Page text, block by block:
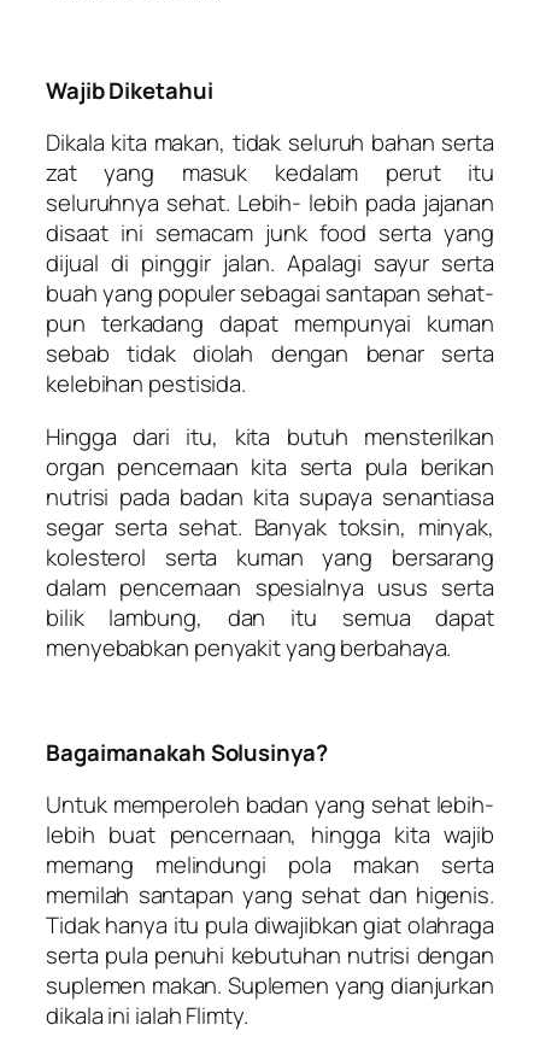
Wajib Diketahui
Dikala kita makan, tidak seluruh bahan serta
zat yang masuk kedalam perut itu
seluruhnya sehat. Lebih- lebih pada jajanan
disaat ini semacam junk food serta yang
dijual di pinggir jalan. Apalagi sayur serta
buah yang populer sebagai santapan sehat-
pun terkadang dapat mempunyai kuman
sebab tidak diolah dengan benar serta
kelebihan pestisida.
Hingga dari itu, kita butuh mensterilkan
organ pencernaan kita serta pula berikan
nutrisi pada badan kita supaya senantiasa
segar serta sehat. Banyak toksin, minyak,
kolesterol serta kuman yang bersarang
dalam pencernaan spesialnya usus serta
bilik lambung, dan itu semua dapat
menyebabkan penyakit yang berbahaya.
Bagaimanakah Solusinya?
Untuk memperoleh badan yang sehat lebih-
lebih buat pencernaan, hingga kita wajib
memang melindungi pola makan serta
memilah santapan yang sehat dan higenis.
Tidak hanya itu pula diwajibkan giat olahraga
serta pula penuhi kebutuhan nutrisi dengan
suplemen makan. Suplemen yang dianjurkan
dikala ini ialah Flimty.